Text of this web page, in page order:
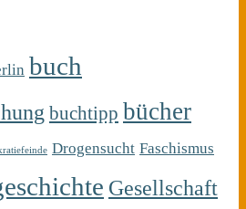
buch
buchtipp bücher
Drogensucht Faschismus
Gesellschaft